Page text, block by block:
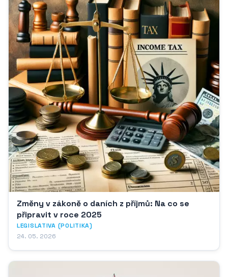
Změny v zákoně o daních z příjmů: Na co se
připravit v roce 2025
LEGISLATIVA (POLITIKA)
24. 05. 2026